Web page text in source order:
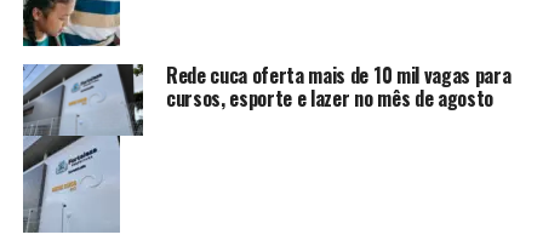
Rede cuca oferta mais de 10 mil vagas para
cursos, esporte e lazer no mês de agosto